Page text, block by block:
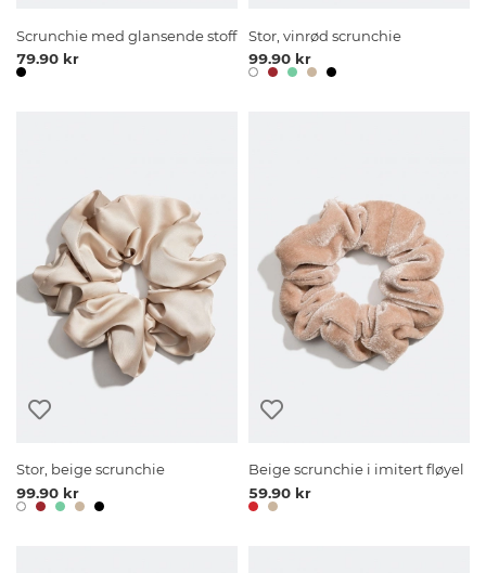
Scrunchie med glansende stoff
79.90 kr
Stor, vinrød scrunchie
99.90 kr
Stor, beige scrunchie
99.90 kr
Beige scrunchie i imitert fløyel
59.90 kr